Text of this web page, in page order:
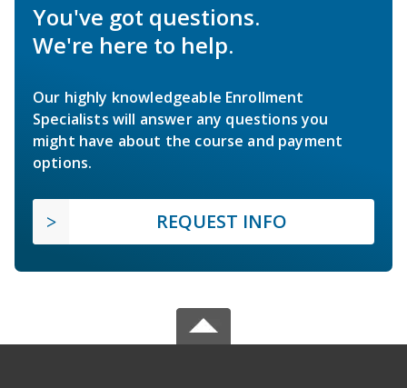
You've got questions.
We're here to help.
Our highly knowledgeable Enrollment
Specialists will answer any questions you
might have about the course and payment
options.
REQUEST INFO